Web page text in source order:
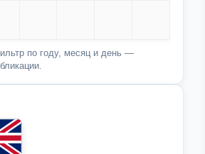
по году, месяц и день —